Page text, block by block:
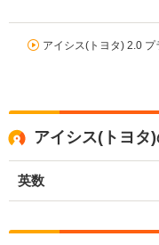
アイシス(トヨタ) 2.0
アイシス(トヨタ
英数